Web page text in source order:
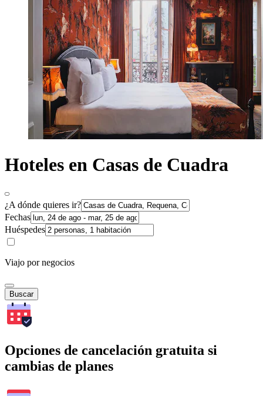
Hoteles en Casas de Cuadra
¿A dónde quieres ir?
Fechas
Huéspedes
Viajo por negocios
Buscar
Opciones de cancelación gratuita si
cambias de planes